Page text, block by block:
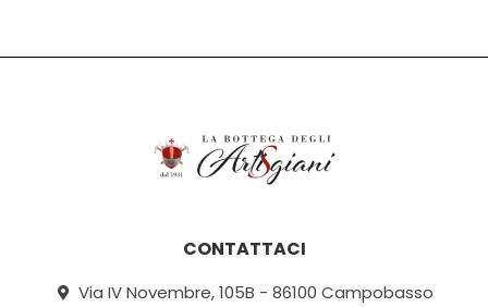
CONTATTACI
Via IV Novembre, 105B - 86100 Campobasso